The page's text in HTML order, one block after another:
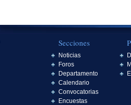
Secciones
Noticias
Foros
Departamento
Calendario
Convocatorias
Encuestas